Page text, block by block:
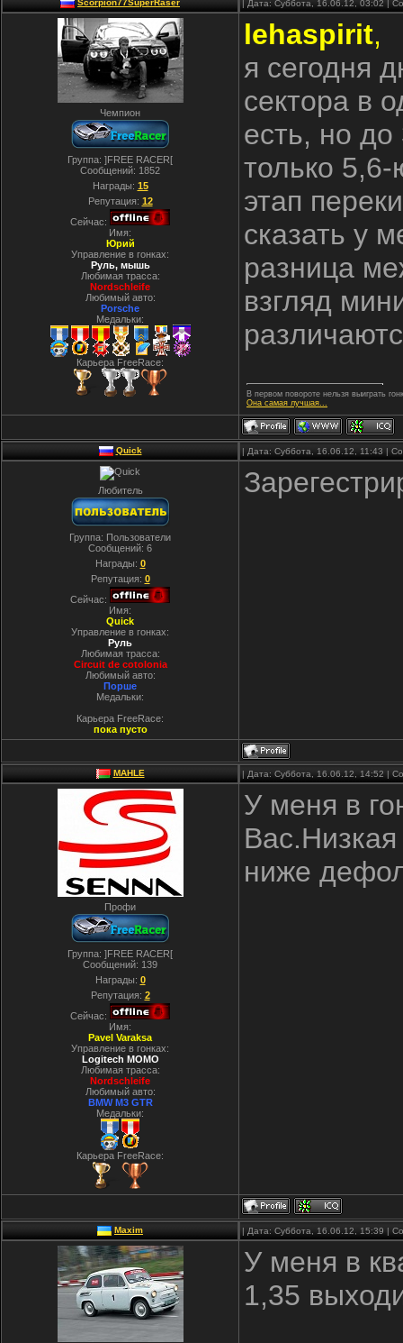
Scorpion77SuperRaser | Дата: Суббота, 16.06.12, 03:02 |
Чемпион
Группа: ]FREE RACER[
Сообщений: 1852
Награды: 15
Репутация: 12
Сейчас:
Имя:
Юрий
Управление в гонках:
Руль, мышь
Любимая трасса:
Nordschleife
Любимый авто:
Porsche
Медальки:
Карьера FreeRace:
lehaspirit,
я сегодня
сектора в
есть, но
только
этап
сказать у
разница
взгляд
В первом повороте нельзя выиграть
Она самая лучшая...
Quick | Дата: Суббота, 16.06.12, 11:43 |
Любитель
Группа: Пользователи
Сообщений: 6
Награды: 0
Репутация: 0
Сейчас:
Имя:
Quick
Управление в гонках:
Руль
Любимая трасса:
Circuit de cotolonia
Любимый авто:
Порше
Медальки:
Карьера FreeRace:
пока пусто
MAHLE | Дата: Суббота, 16.06.12, 14:52 |
Профи
Группа: ]FREE RACER[
Сообщений: 139
Награды: 0
Репутация: 2
Сейчас:
Имя:
Pavel Varaksa
Управление в гонках:
Logitech MOMO
Любимая трасса:
Nordschleife
Любимый авто:
BMW M3 GTR
Медальки:
Карьера FreeRace:
У меня в
ниже
Maxim | Дата: Суббота, 16.06.12, 15:39 |
У меня в
1,35